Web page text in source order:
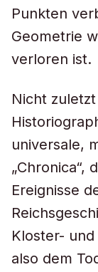
Punkten
Geometrie
verloren ist.
Nicht
universale,
„Chronica“,
Ereignisse
Kloster- und
also dem